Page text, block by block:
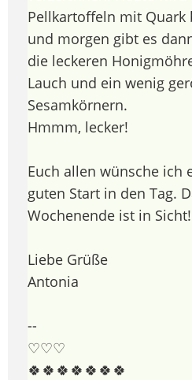
Pellkartoffeln mit Quark
und morgen gibt es
die leckeren
Lauch und ein wenig
Sesamkörnern.
Hmmm, lecker!
Euch allen wünsche ich
guten Start in den Tag.
Wochenende ist in Sicht!
Liebe Grüße
Antonia
--
♡♡♡
🍀🍀🍀🍀🍀🍀🍀